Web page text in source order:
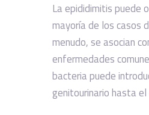
La epididimitis puede
mayoría de los casos
menudo, se asocian
enfermedades
bacteria puede
genitourinario hasta el